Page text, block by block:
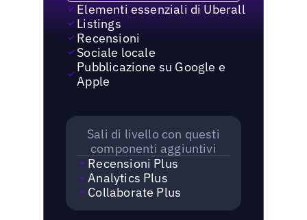
Elementi essenziali di Uberall
Listings
Recensioni
Sociale locale
Pubblicazione su Google e
Apple
Sali di livello con questi
componenti aggiuntivi
Recensioni Plus
Analytics Plus
Collaborate Plus